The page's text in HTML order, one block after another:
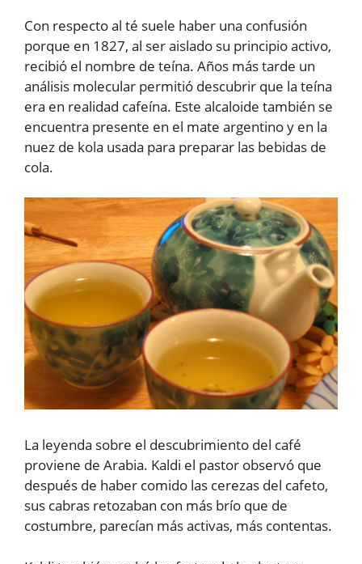
Con respecto al té suele haber una confusión
porque en 1827, al ser aislado su principio activo,
recibió el nombre de teína. Años más tarde un
análisis molecular permitió descubrir que la teína
era en realidad cafeína. Este alcaloide también se
encuentra presente en el mate argentino y en la
nuez de kola usada para preparar las bebidas de
cola.
La leyenda sobre el descubrimiento del café
proviene de Arabia. Kaldi el pastor observó que
después de haber comido las cerezas del cafeto,
sus cabras retozaban con más brío que de
costumbre, parecían más activas, más contentas.